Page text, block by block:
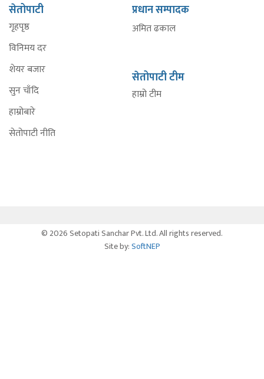
सेतोपाटी
गृहपृष्ठ
विनिमय दर
शेयर बजार
सुन चाँदि
हाम्रोबारे
सेतोपाटी नीति
प्रधान सम्पादक
अमित ढकाल
सेतोपाटी टीम
हाम्रो टीम
© 2026 Setopati Sanchar Pvt. Ltd. All rights reserved.
Site by:SoftNEP